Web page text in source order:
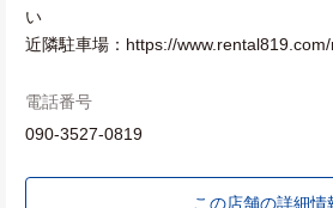
い
近隣駐車場：https://
電話番号
090-3527-0819
この店舗の詳細情